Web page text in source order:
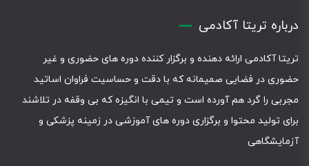
درباره تریتا آکادمی
تریتا آکادمی ارائه دهنده و برگزار کننده دوره های حضوری و غیر
حضوری در فضایی صمیمانه که با دقت و حساسیت فراوان اساتید
مجربی را گرد هم آورده است و تیمی با انگیزه که بی وقفه در تلاشند
برای تولید محتوا و برگزاری دوره های آموزشی در زمینه پزشکی و
آزمایشگاهی